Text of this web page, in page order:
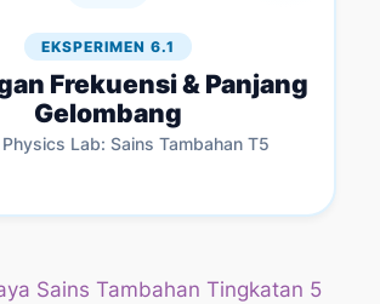
EKSPERIMEN 6.1
Frekuensi & Panjang
Gelombang
Lab: Sains Tambahan T5
Sains Tambahan Tingkatan 5